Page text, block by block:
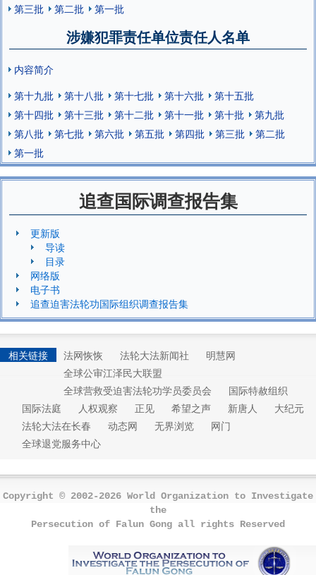
第三批
第二批 第一批
涉嫌犯罪责任单位责任人名单
内容简介
第十九批
第十八批 第十七批 第十六批
第十五批
第十四批
第十三批 第十二批 第十一批 第十批
第九批
第八批
第七批 第六批 第五批 第四批 第三批
第二批
第一批
追查国际调查报告集
更新版
导读
目录
网络版
电子书
追查迫害法轮功国际组织调查报告集
相关链接 法网恢恢 法轮大法新闻社
明慧网
全球公审江泽民大联盟
全球营救受迫害法轮功学员委员会
国际特赦组织
国际法庭
人权观察 正见 希望之声 新唐人
大纪元
法轮大法在长春
动态网 无界浏览
网门
全球退党服务中心
Copyright © 2002-2026 World Organization to Investigate
the
Persecution of Falun Gong all rights Reserved